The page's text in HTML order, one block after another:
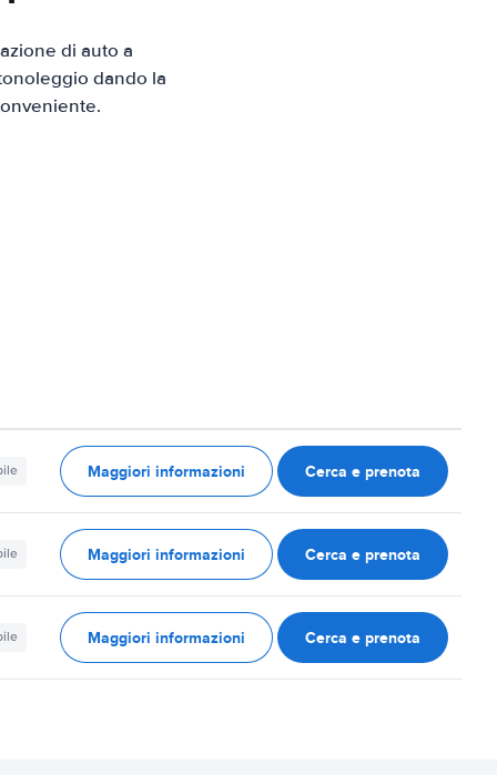
di auto a
dando la
Maggiori informazioni Cerca e prenota
Maggiori informazioni Cerca e prenota
Maggiori informazioni Cerca e prenota